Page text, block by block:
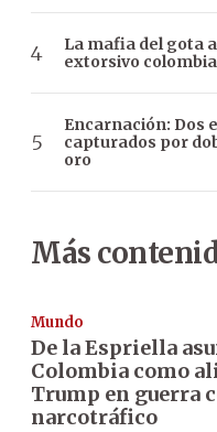
La mafia del gota
extorsivo
Encarnación: Dos
capturados por
oro
Más
Mundo
De la Espriella
Colombia como
Trump en guerra
narcotráfico